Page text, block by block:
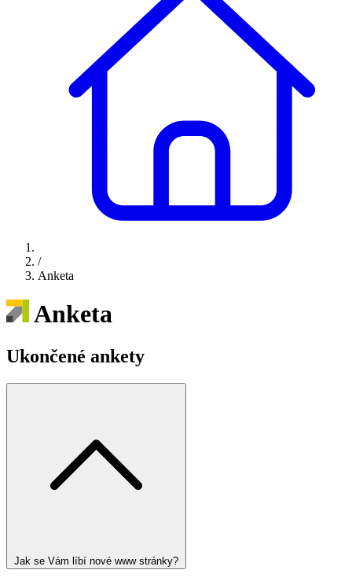
/
Anketa
Anketa
Ukončené ankety
Jak se Vám líbí nové www stránky?